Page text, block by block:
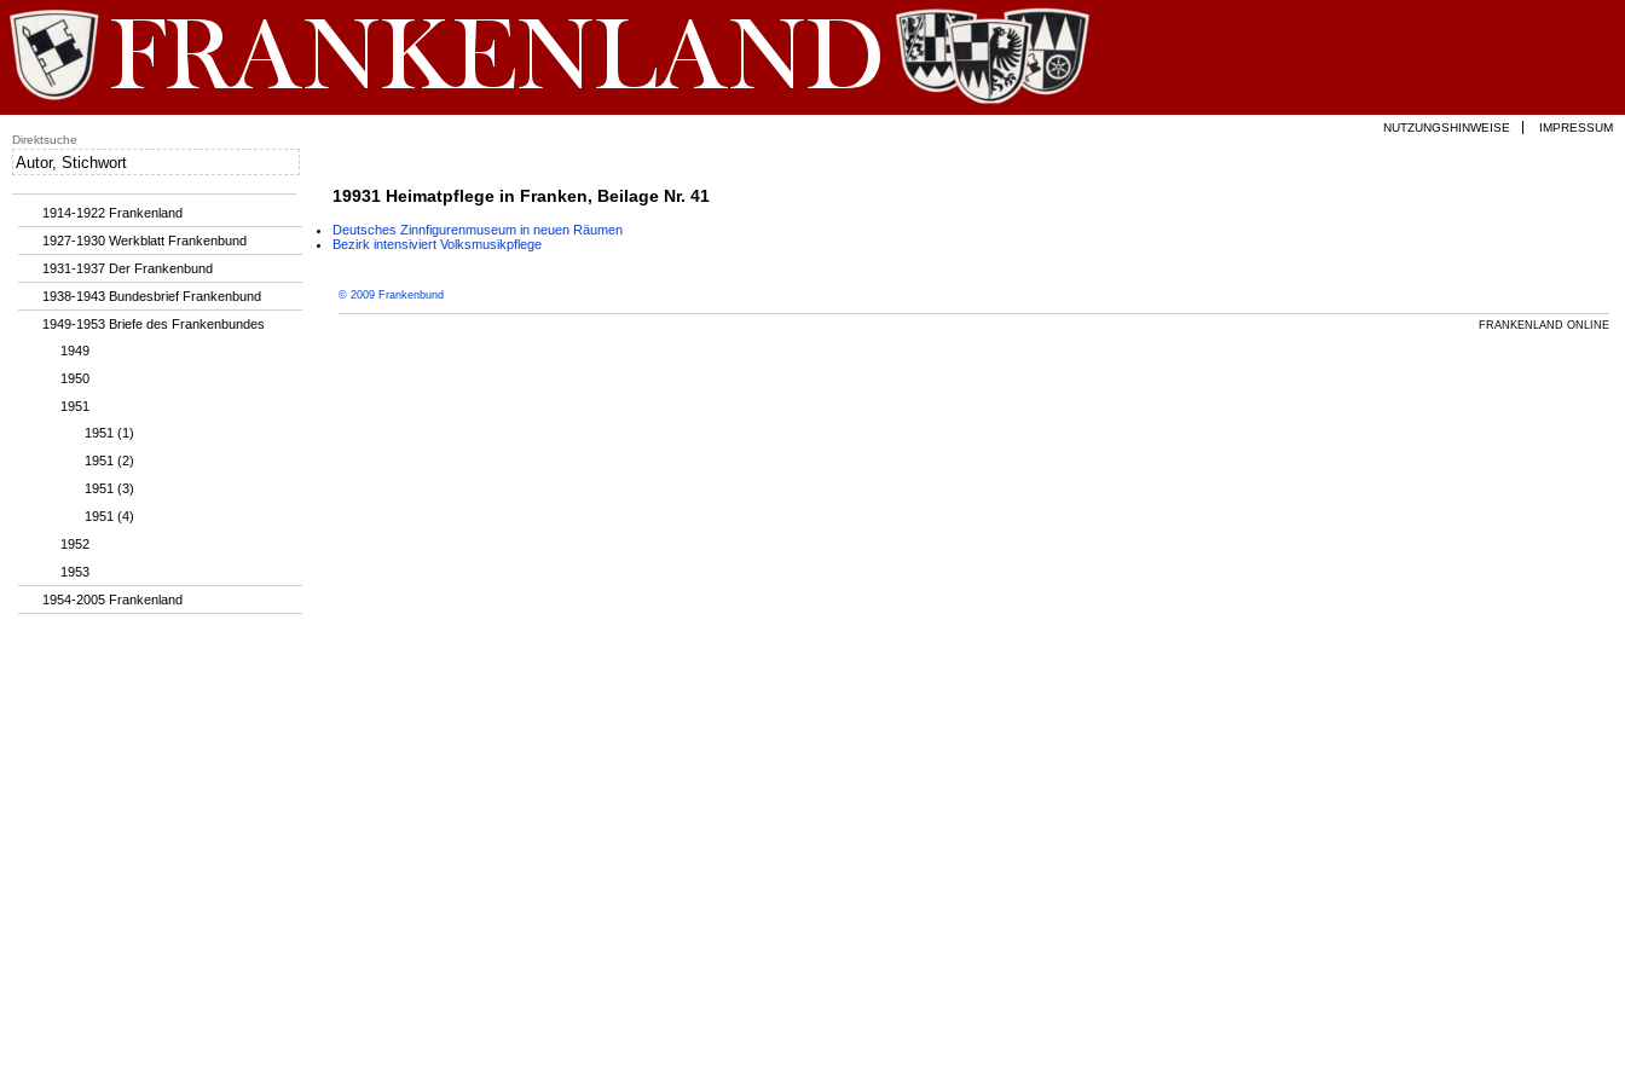
19931 Heimatpflege in Franken, Beilage Nr. 41
Deutsches Zinnfigurenmuseum in neuen Räumen
Bezirk intensiviert Volksmusikpflege
© 2009 Frankenbund
FRANKENLAND ONLINE
1914-1922 Frankenland
1927-1930 Werkblatt Frankenbund
1931-1937 Der Frankenbund
1938-1943 Bundesbrief Frankenbund
1949-1953 Briefe des Frankenbundes
1949
1950
1951
1951 (1)
1951 (2)
1951 (3)
1951 (4)
1952
1953
1954-2005 Frankenland
NUTZUNGSHINWEISE
IMPRESSUM
Direktsuche